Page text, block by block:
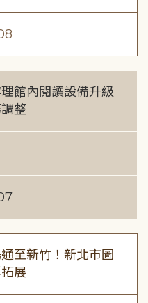
理館內閱讀設備升級
整
通至新竹！新北市圖
展